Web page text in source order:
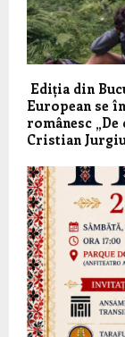
Ediția din
European se
românesc
Cristian